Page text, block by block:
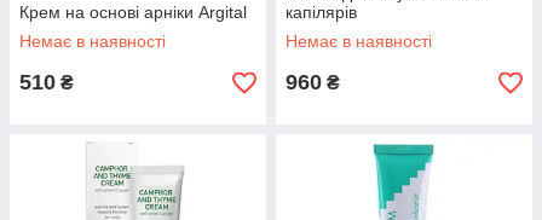
Крем на основі арніки Argital
Немає в наявності
510 ₴
капілярів
Немає в наявності
960 ₴